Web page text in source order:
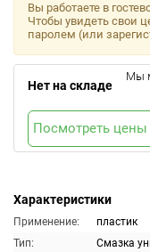
Характеристики
Применение:
пластик
Тип:
Смазка
Вы работаете в
Чтобы увидеть свои
паролем (или
Нет на складе
Мы
Посмотреть цены